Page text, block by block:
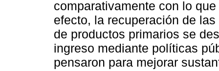
comparativamente con lo
efecto, la recuperación de
de productos primarios se
ingreso mediante políticas
pensaron para mejorar